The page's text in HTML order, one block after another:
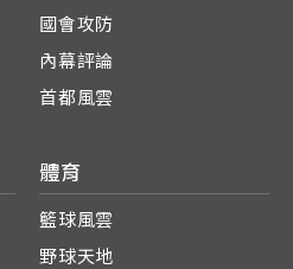
國會攻防
內幕評論
首都風雲
體育
籃球風雲
野球天地